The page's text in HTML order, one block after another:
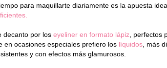
para maquillarte diariamente es la apuesta
decanto por los eyeliner en formato lápiz , perfectos
en ocasiones especiales prefiero los líquidos , más
y con efectos más glamurosos.